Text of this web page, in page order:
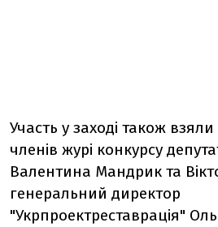
Участь у заході також
членів журі конкурсу
Валентина Мандрик та
генеральний директор
"Укрпроектреставрація"